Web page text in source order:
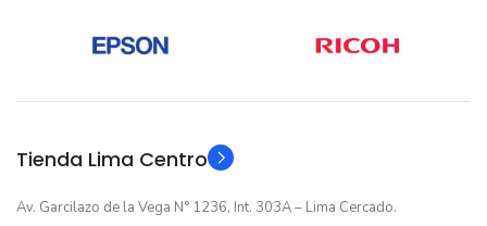
GARANTIA 12 meses GARANTIA 12 meses
Tienda Lima Centro
Av. Garcilazo de la Vega N° 1236, Int. 303A – Lima Cercado.